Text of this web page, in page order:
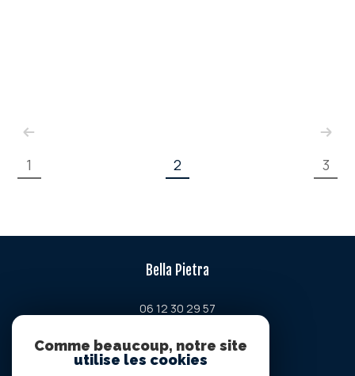
1 2 3
Bella Pietra
06 12 30 29 57
Chemin de la petite lavogne
34380 viols-en-laval
Comme beaucoup, notre site
utilise les cookies